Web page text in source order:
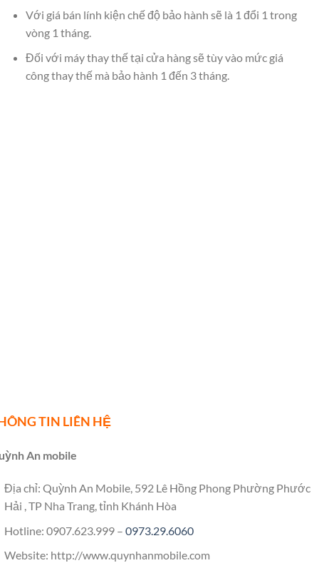
Với giá bán lính kiện chế độ bảo hành sẽ là 1 đổi 1 trong
vòng 1 tháng.
Đối với máy thay thế tại cửa hàng sẽ tùy vào mức giá
công thay thế mà bảo hành 1 đến 3 tháng.
TIN LIÊN HỆ
An mobile
Địa chỉ: Quỳnh An Mobile, 592 Lê Hồng Phong Phường Phước
Hải , TP Nha Trang, tỉnh Khánh Hòa
Hotline: 0907.623.999 – 0973.29.6060
Website: http://www.quynhanmobile.com